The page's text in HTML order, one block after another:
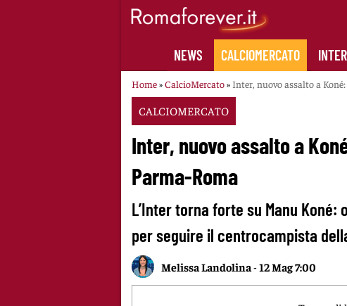
NEWS CALCIOMERCATO
Home»CalcioMercato» Inter, nuovo assalto a
CALCIOMERCATO
Inter, nuovo assalto a
Parma-Roma
L’Inter torna forte su Manu
per seguire il centrocampista
Melissa Landolina -12 Mag 7:00